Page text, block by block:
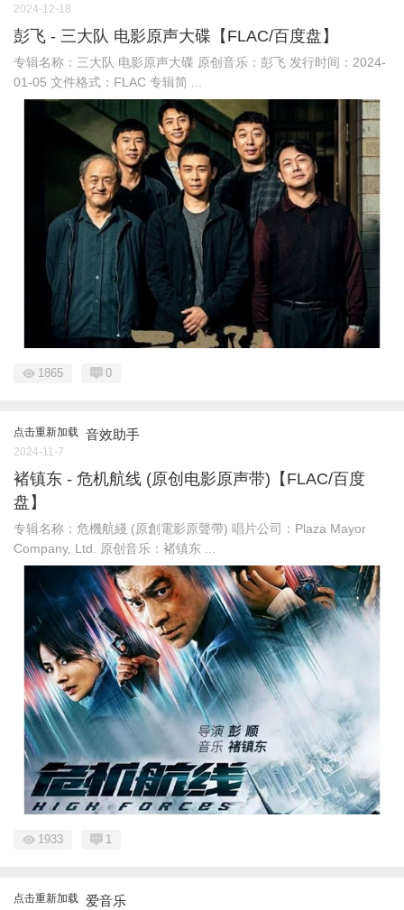
2024-12-18
彭飞 - 三大队 电影原声大碟【FLAC/百度盘】
专辑名称：三大队 电影原声大碟 原创音乐：彭飞 发行时间：2024-
01-05 文件格式：FLAC 专辑简 ...
1865 0
点击重新加载 音效助手
2024-11-7
褚镇东 - 危机航线 (原创电影原声带)【FLAC/百度
盘】
专辑名称：危機航綫 (原創電影原聲帶) 唱片公司：Plaza Mayor
Company, Ltd. 原创音乐：褚镇东 ...
1933 1
点击重新加载 爱音乐